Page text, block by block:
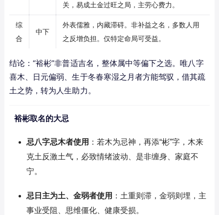
关，易成土金过旺之局，主劳心费力。
综
合
中下
外表儒雅，内藏滞碍。非补益之名，多数人用
之反增负担。仅特定命局可受益。
结论：“裕彬”非普适吉名，整体属中等偏下之选。唯八字
喜木、日元偏弱、生于冬春寒湿之月者方能驾驭，借其疏
土之势，转为人生助力。
裕彬取名的大忌
忌八字忌木者使用 ：若木为忌神，再添“彬”字，木来
克土反激土气，必致情绪波动、是非缠身、家庭不
宁。
忌日主为土、金弱者使用 ：土重则滞，金弱则埋，主
事业受阻、思维僵化、健康受损。